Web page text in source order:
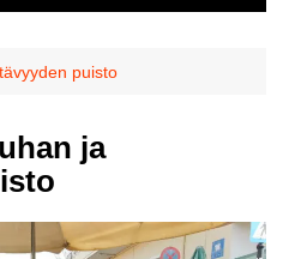
puisto
ja